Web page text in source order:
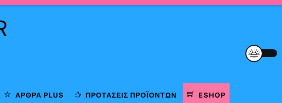
ΆΡΘΡΑ PLUS ΠΡΟΤΆΣΕΙΣ ΠΡΟΪΌΝΤΩΝ ESHOP